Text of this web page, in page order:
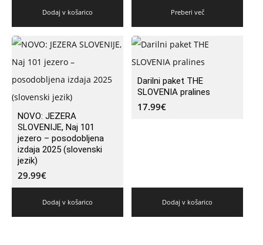
Dodaj v košarico Preberi več
NOVO: JEZERA
SLOVENIJE, Naj 101
jezero – posodobljena
izdaja 2025 (slovenski
jezik)
29.99€
Dodaj v košarico
Darilni paket THE
SLOVENIA pralines
17.99€
Dodaj v košarico